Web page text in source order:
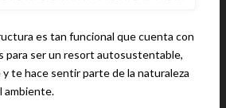
es tan funcional que cuenta con
para ser un resort autosustentable,
te hace sentir parte de la naturaleza
ambiente.